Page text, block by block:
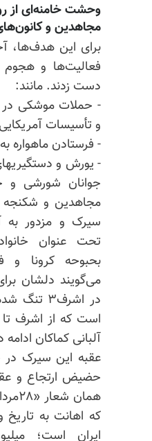
وحشت خامنه‌ای از
مجاهدین و
برای این هدف‌ها،
فعالیت‌ها و هجوم
دست زدند. مانند:
- حملات موشکی در
و تأسیسات
- فرستادن ماهواره
- یورش و
جوانان شورشی و
مجاهدین و شکنجه
تحت عنوان
بحبوحه کرونا و
می‌گویند دلشان
است که از اشرف
آلبانی کماکان ادامه
عقبه این سیرک
حضیض ارتجاع و
که اهانت به تاریخ
ایران است؛